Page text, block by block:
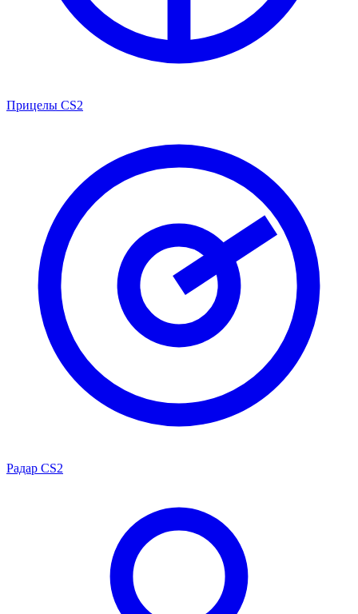
Прицелы CS2
Радар CS2